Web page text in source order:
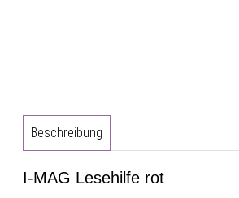
Beschreibung
I-MAG Lesehilfe rot